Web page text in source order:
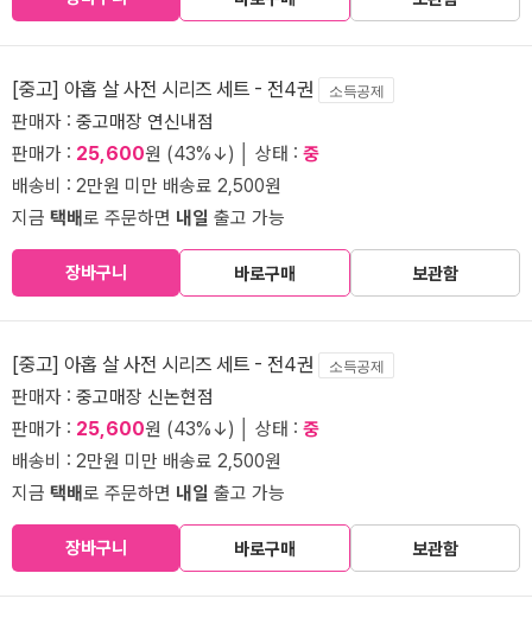
[중고] 아홉 살 사전 시리즈 세트 - 전4권 소득공제
판매자 : 중고매장 연신내점
판매가 : 25,600원 (43%↓) │ 상태 : 중
배송비 : 2만원 미만 배송료 2,500원
지금 택배로 주문하면 내일 출고 가능
장바구니 바로구매 보관함
[중고] 아홉 살 사전 시리즈 세트 - 전4권 소득공제
판매자 : 중고매장 신논현점
판매가 : 25,600원 (43%↓) │ 상태 : 중
배송비 : 2만원 미만 배송료 2,500원
지금 택배로 주문하면 내일 출고 가능
장바구니 바로구매 보관함